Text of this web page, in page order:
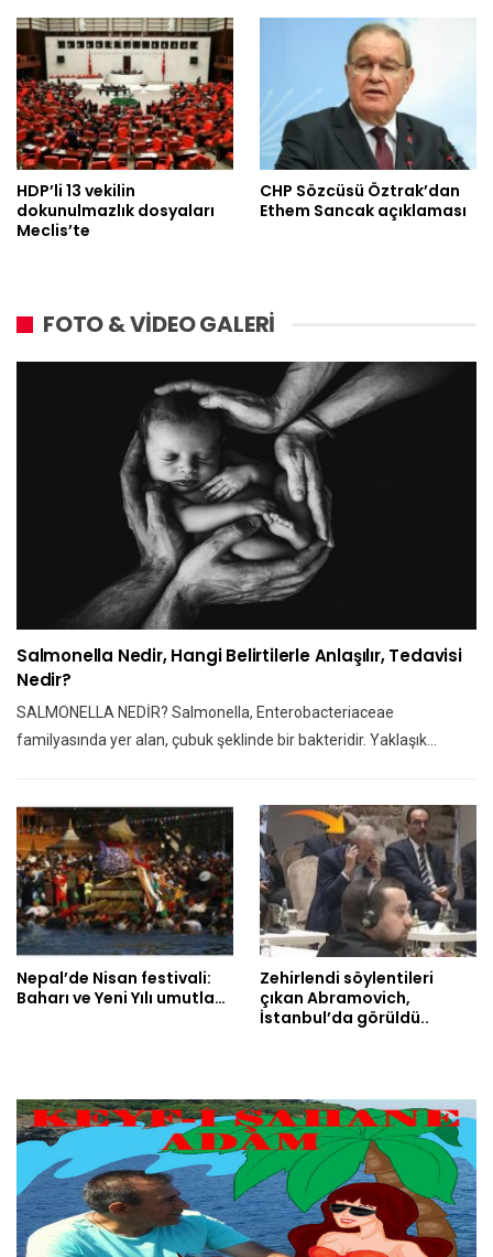
HDP’li 13 vekilin
dokunulmazlık dosyaları
Meclis’te
CHP Sözcüsü Öztrak’dan
Ethem Sancak açıklaması
FOTO & VİDEO GALERİ
Salmonella Nedir, Hangi Belirtilerle Anlaşılır, Tedavisi
Nedir?
SALMONELLA NEDİR? Salmonella, Enterobacteriaceae
familyasında yer alan, çubuk şeklinde bir bakteridir. Yaklaşık…
Nepal’de Nisan festivali:
Baharı ve Yeni Yılı umutla…
Zehirlendi söylentileri
çıkan Abramovich,
İstanbul’da görüldü..